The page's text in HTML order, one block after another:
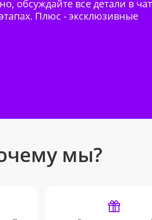
обсуждайте все детали в
Плюс - эксклюзивные
мы?